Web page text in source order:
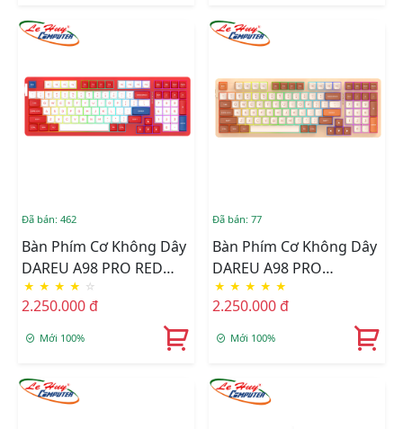
Đã bán: 462
Bàn Phím Cơ Không Dây
DAREU A98 PRO RED
WAVE (Linear/Tactile
Switch)
★ ★ ★ ★ ☆
2.250.000 đ
Mới 100%
Đã bán: 77
Bàn Phím Cơ Không Dây
DAREU A98 PRO
TIRAMISU (Linear/Tactile
Switch)
★ ★ ★ ★ ★
2.250.000 đ
Mới 100%